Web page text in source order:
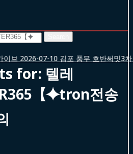
브 2026-07-10 김포 풍무 호반써밋3차
for: 텔레
【⯌tron전송